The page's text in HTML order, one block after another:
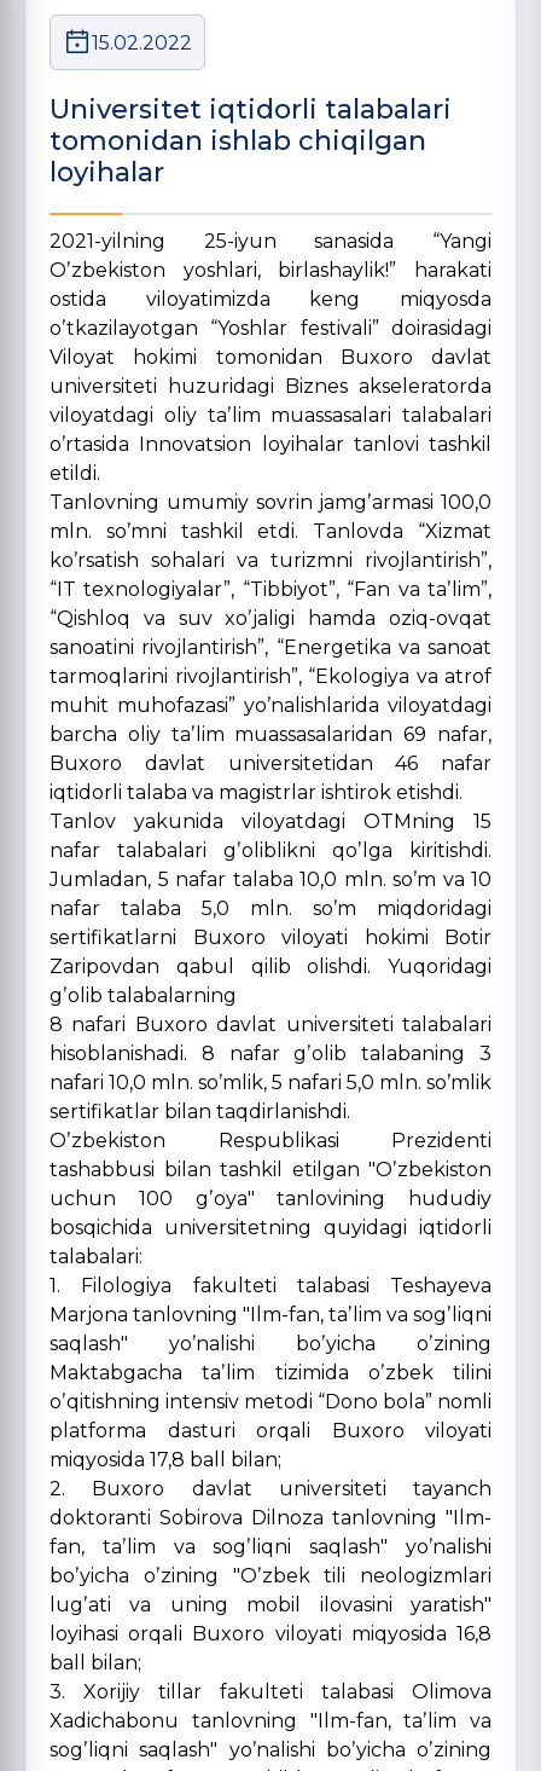
15.02.2022
Universitet iqtidorli tаlаbаlаri
tomonidаn ishlаb chiqilgаn
loyihаlаr
2021-yilning 25-iyun sanasida “Yangi
Oʼzbekiston yoshlari, birlashaylik!” harakati
ostida viloyatimizda keng miqyosda
oʼtkazilayotgan “Yoshlar festivali” doirasidagi
Viloyat hokimi tomonidan Buxoro davlat
universiteti huzuridagi Biznes akseleratorda
viloyatdagi oliy taʼlim muassasalari talabalari
oʼrtasida Innovatsion loyihalar tanlovi tashkil
etildi.
Tanlovning umumiy sovrin jamgʼarmasi 100,0
mln. soʼmni tashkil etdi. Tanlovda “Xizmat
koʼrsatish sohalari va turizmni rivojlantirish”,
“IT texnologiyalar”, “Tibbiyot”, “Fan va taʼlim”,
“Qishloq va suv xoʼjaligi hamda oziq-ovqat
sanoatini rivojlantirish”, “Energetika va sanoat
tarmoqlarini rivojlantirish”, “Ekologiya va atrof
muhit muhofazasi” yoʼnalishlarida viloyatdagi
barcha oliy taʼlim muassasalaridan 69 nafar,
Buxoro davlat universitetidan 46 nafar
iqtidorli talaba va magistrlar ishtirok etishdi.
Tanlov yakunida viloyatdagi OTMning 15
nafar talabalari gʼoliblikni qoʼlga kiritishdi.
Jumladan, 5 nafar talaba 10,0 mln. soʼm va 10
nafar talaba 5,0 mln. soʼm miqdoridagi
sertifikatlarni Buxoro viloyati hokimi Botir
Zaripovdan qabul qilib olishdi. Yuqoridagi
gʼolib talabalarning
8 nafari Buxoro davlat universiteti talabalari
hisoblanishadi. 8 nafar gʼolib talabaning 3
nafari 10,0 mln. soʼmlik, 5 nafari 5,0 mln. soʼmlik
sertifikatlar bilan taqdirlanishdi.
Oʼzbekiston Respublikasi Prezidenti
tashabbusi bilan tashkil etilgan "Oʼzbekiston
uchun 100 gʼoya" tanlovining hududiy
bosqichida universitetning quyidagi iqtidorli
talabalari:
1. Filologiya fakulteti talabasi Teshayeva
Marjona tanlovning "Ilm-fan, taʼlim va sogʼliqni
saqlash" yoʼnalishi boʼyicha oʼzining
Maktabgacha taʼlim tizimida oʼzbek tilini
oʼqitishning intensiv metodi “Dono bola” nomli
platforma dasturi orqali Buxoro viloyati
miqyosida 17,8 ball bilan;
2. Buxoro davlat universiteti tayanch
doktoranti Sobirova Dilnoza tanlovning "Ilm-
fan, taʼlim va sogʼliqni saqlash" yoʼnalishi
boʼyicha oʼzining "Oʼzbek tili neologizmlari
lugʼati va uning mobil ilovasini yaratish"
loyihasi orqali Buxoro viloyati miqyosida 16,8
ball bilan;
3. Xorijiy tillar fakulteti talabasi Olimova
Xadichabonu tanlovning "Ilm-fan, taʼlim va
sogʼliqni saqlash" yoʼnalishi boʼyicha oʼzining